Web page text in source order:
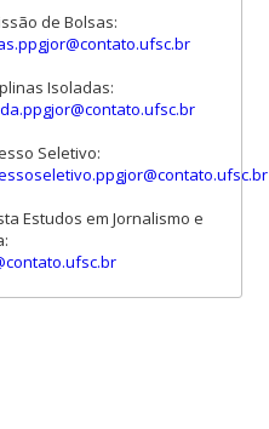
de Bolsas:
Isoladas:
Seletivo:
Estudos em Jornalismo e